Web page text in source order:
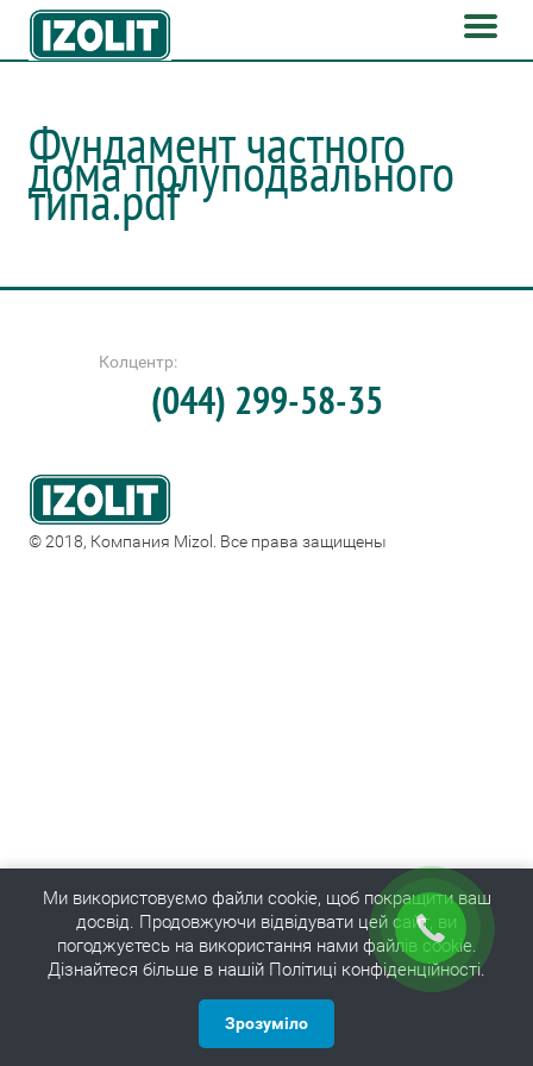
Фундамент частного
дома полуподвального
типа.pdf
© 2018, Компания Mizol. Все права защищены
Колцентр:
(044) 299-58-35
Ми використовуємо файли cookie, щоб покращити ваш
досвід. Продовжуючи відвідувати цей сайт, ви
погоджуєтесь на використання нами файлів cookie.
Дізнайтеся більше в нашій Політиці конфіденційності.
Зрозуміло